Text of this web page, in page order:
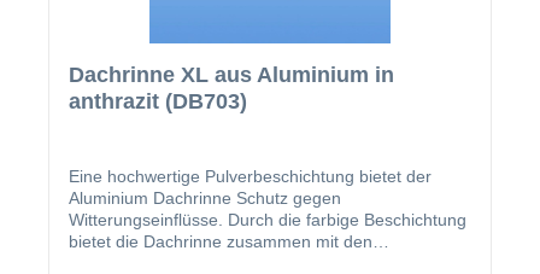
Dachrinne XL aus Aluminium in
anthrazit (DB703)
Eine hochwertige Pulverbeschichtung bietet der
Aluminium Dachrinne Schutz gegen
Witterungseinflüsse. Durch die farbige Beschichtung
bietet die Dachrinne zusammen mit den